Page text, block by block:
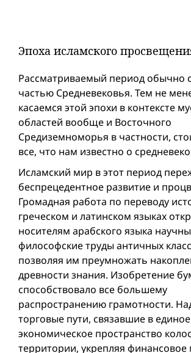
Эпоха исламского
Рассматриваемый период обычно
частью Средневековья. Тем не
касаемся этой эпохи в контексте
областей вообще и Восточного
Средиземноморья в частности,
все, что нам известно о
Исламский мир в этот период
беспрецедентное развитие и
Громадная работа по переводу
греческом и латинском языках
носителям арабского языка
философские труды античных
позволяя им преумножать
древности знания. Изобретение
способствовало все большему
распространению грамотности.
торговые пути, связавшие в единое
экономическое пространство
территории, укрепляя финансовое